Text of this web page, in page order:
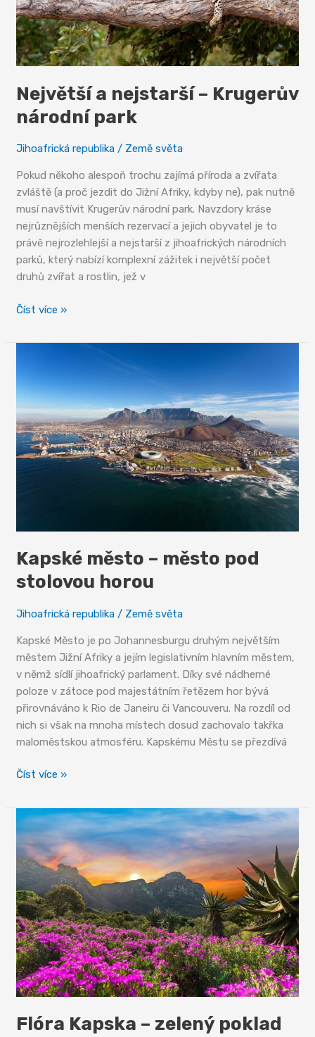
Největší a nejstarší – Krugerův
národní park
Jihoafrická republika / Země světa
Pokud někoho alespoň trochu zajímá příroda a zvířata
zvláště (a proč jezdit do Jižní Afriky, kdyby ne), pak nutně
musí navštívit Krugerův národní park. Navzdory kráse
nejrůznějších menších rezervací a jejich obyvatel je to
právě nejrozlehlejší a nejstarší z jihoafrických národních
parků, který nabízí komplexní zážitek i největší počet
druhů zvířat a rostlin, jež v
Největší
nejstarší
národní
park
Číst více »
Kapské město – město pod
stolovou horou
Jihoafrická republika / Země světa
Kapské Město je po Johannesburgu druhým největším
městem Jižní Afriky a jejím legislativním hlavním městem,
v němž sídlí jihoafrický parlament. Díky své nádherné
poloze v zátoce pod majestátním řetězem hor bývá
přirovnáváno k Rio de Janeiru či Vancouveru. Na rozdíl od
nich si však na mnoha místech dosud zachovalo takřka
maloměstskou atmosféru. Kapskému Městu se přezdívá
Kapské
–
město
pod
stolovou
horou
Číst více »
Flóra Kapska – zelený poklad